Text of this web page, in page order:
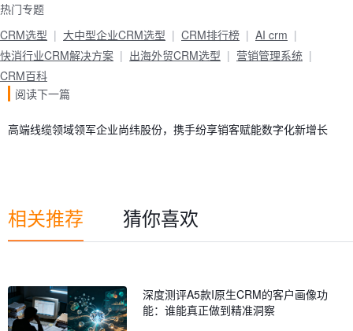
热门专题
CRM选型
大中型企业CRM选型 CRM排行榜
AI crm
快消行业CRM解决方案
出海外贸CRM选型
营销管理系统
CRM百科
阅读下一篇
高端线缆领域领军企业尚纬股份，携手纷享销客赋能数字化新增长
相关推荐 猜你喜欢
深度测评A5款I原生CRM的客户画像功
能：谁能真正做到精准洞察